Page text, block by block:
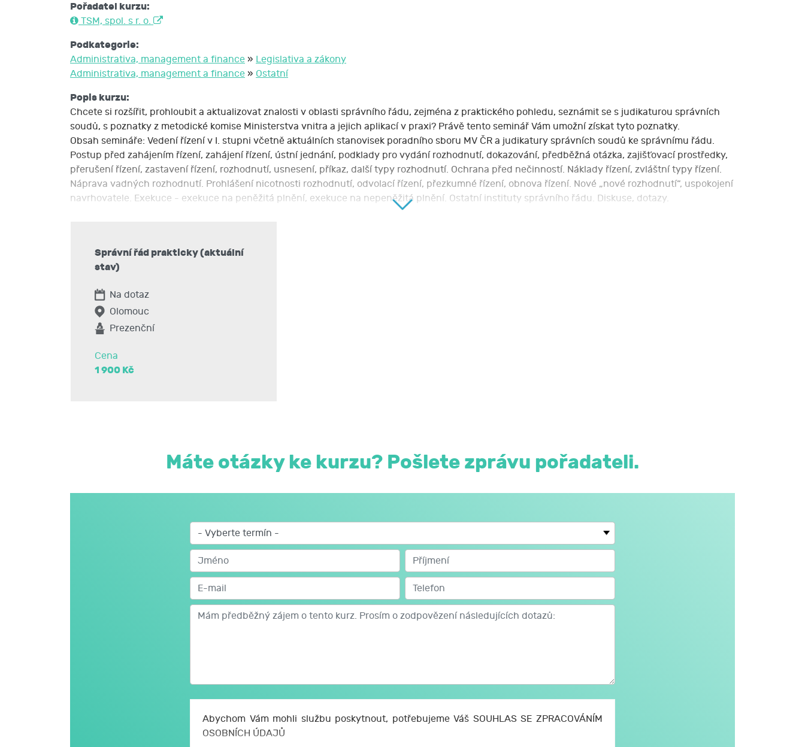
Pořadatel kurzu:
TSM, spol. s r. o.
Podkategorie:
Administrativa, management a finance » Legislativa a zákony
Administrativa, management a finance » Ostatní
Popis kurzu:
Chcete si rozšířit, prohloubit a aktualizovat znalosti v oblasti správního řádu, zejména z praktického pohledu, seznámit se s judikaturou správních
soudů, s poznatky z metodické komise Ministerstva vnitra a jejich aplikací v praxi? Právě tento seminář Vám umožní získat tyto poznatky.
Obsah semináře: Vedení řízení v I. stupni včetně aktuálních stanovisek poradního sboru MV ČR a judikatury správních soudů ke správnímu řádu.
Postup před zahájením řízení, zahájení řízení, ústní jednání, podklady pro vydání rozhodnutí, dokazování, předběžná otázka, zajišťovací prostředky,
přerušení řízení, zastavení řízení, rozhodnutí, usnesení, příkaz, další typy rozhodnutí. Ochrana před nečinností. Náklady řízení, zvláštní typy řízení.
Náprava vadných rozhodnutí. Prohlášení nicotnosti rozhodnutí, odvolací řízení, přezkumné řízení, obnova řízení. Nové „nové rozhodnutí“, uspokojení
navrhovatele. Exekuce - exekuce na peněžitá plnění, exekuce na nepeněžitá plnění. Ostatní instituty správního řádu. Diskuse, dotazy.
Správní řád prakticky (aktuální
stav)
Na dotaz
Olomouc
Prezenční
Cena
1 900 Kč
Máte otázky ke kurzu? Pošlete zprávu pořadateli.
Abychom Vám mohli službu poskytnout, potřebujeme Váš SOUHLAS SE ZPRACOVÁNÍM
OSOBNÍCH ÚDAJŮ